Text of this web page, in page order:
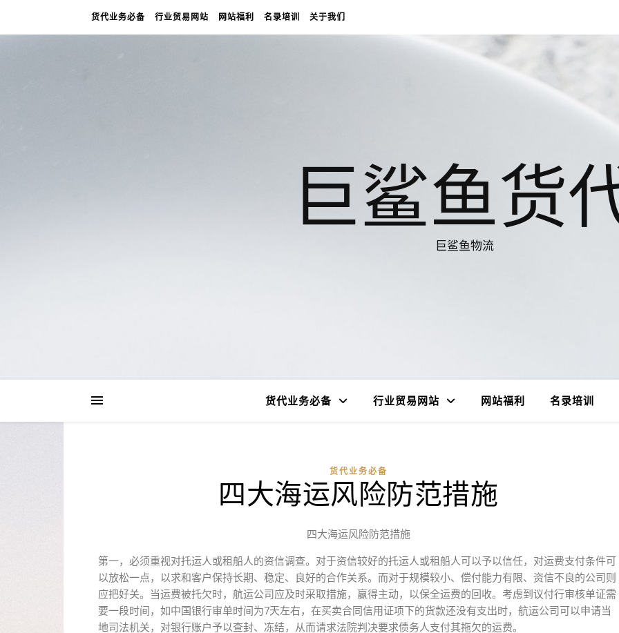
货代业务必备 行业贸易网站 网站福利 名录培训 关于我们
巨鲨鱼货
巨鲨鱼物流
货代业务必备 行业贸易网站 网站福利 名录培训
货代业务必备
四大海运风险防范措施
四大海运风险防范措施
第一，必须重视对托运人或租船人的资信调查。对于资信较好的托运人或租船人可以予以信任，对运费支付条件可
以放松一点，以求和客户保持长期、稳定、良好的合作关系。而对于规模较小、偿付能力有限、资信不良的公司则
应把好关。当运费被托欠时，航运公司应及时采取措施，赢得主动，以保全运费的回收。考虑到议付行审核单证需
要一段时间，如中国银行审单时间为7天左右，在买卖合同信用证项下的货款还没有支出时，航运公司可以申请当
地司法机关，对银行账户予以查封、冻结，从而请求法院判决要求债务人支付其拖欠的运费。